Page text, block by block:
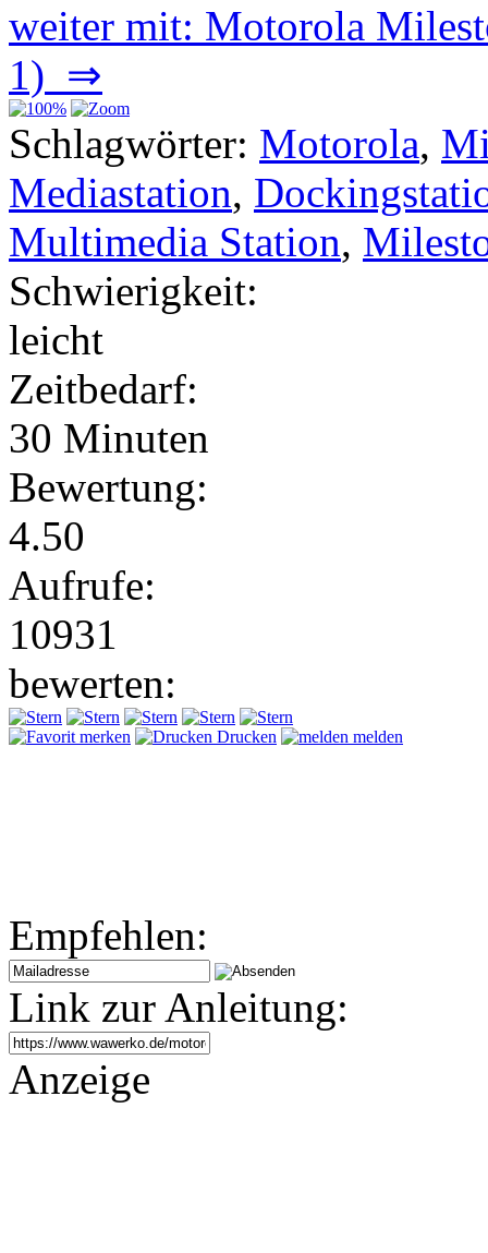
weiter mit: Motorola
1) ⇒
Schlagwörter: Motorola,
Mediastation,
Multimedia Station,
Schwierigkeit:
leicht
Zeitbedarf:
30 Minuten
Bewertung:
4.50
Aufrufe:
10931
bewerten:
merken Drucken melden
Empfehlen:
Link zur Anleitung:
Anzeige